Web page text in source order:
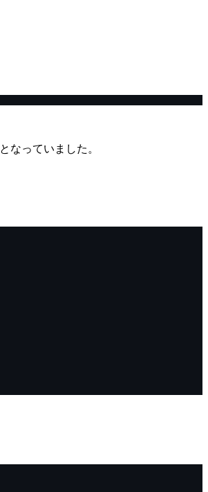
となっていました。